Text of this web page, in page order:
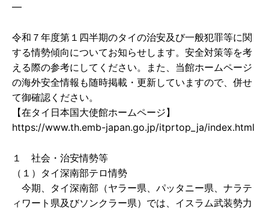
—
令和７年度第１四半期のタイの治安及び一般犯罪等に関
する情勢傾向についてお知らせします。安全対策等を考
える際の参考にしてください。また、当館ホームページ
の海外安全情報も随時掲載・更新していますので、併せ
て御確認ください。
【在タイ日本国大使館ホームページ】
https://www.th.emb-japan.go.jp/itprtop_ja/index.html
１ 社会・治安情勢等
（１）タイ深南部テロ情勢
今期、タイ深南部（ヤラー県、パッタニー県、ナラテ
ィワート県及びソンクラー県）では、イスラム武装勢力